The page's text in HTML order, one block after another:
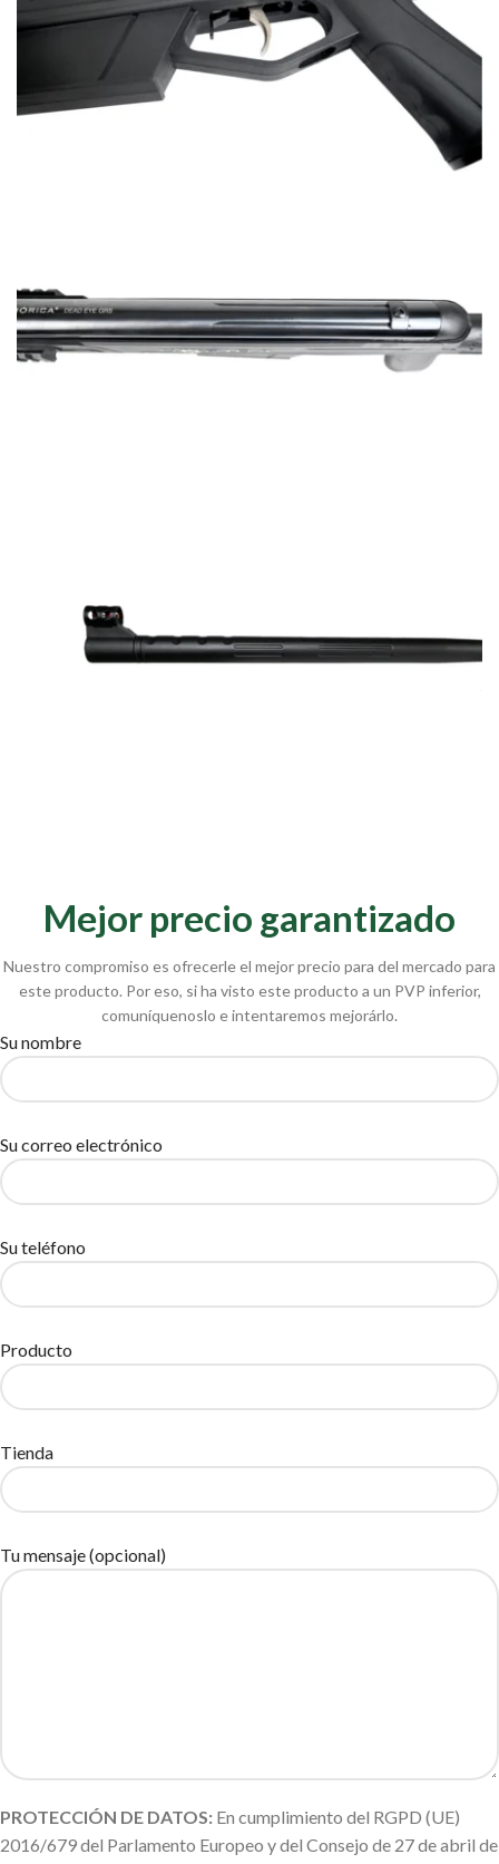
Mejor precio garantizado
Nuestro compromiso es ofrecerle el mejor precio para del mercado para
este producto. Por eso, si ha visto este producto a un PVP inferior,
comuníquenoslo e intentaremos mejorárlo.
Su nombre
Su correo electrónico
Su teléfono
Producto
Tienda
Tu mensaje (opcional)
PROTECCIÓN DE DATOS: En cumplimiento del RGPD (UE)
2016/679 del Parlamento Europeo y del Consejo de 27 de abril de